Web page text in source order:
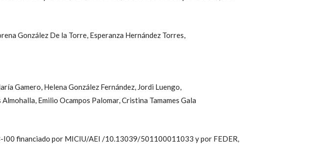
González De la Torre, Esperanza Hernández Torres,
Gamero, Helena González Fernández, Jordi Luengo,
Almohalla, Emilio Ocampos Palomar,Cristina Tamames Gala
financiado por MICIU/AEI /10.13039/501100011033 y por FEDER,